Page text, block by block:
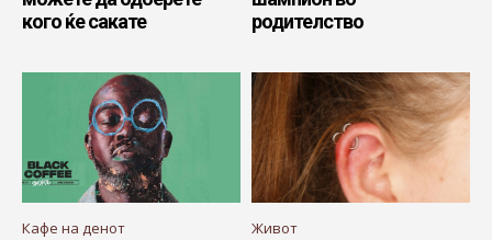
кого ќе сакате
родителство
Кафе на денот Живот